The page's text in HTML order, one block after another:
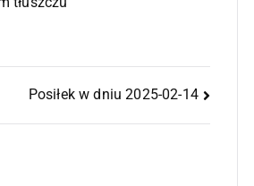
Posiłek w dniu 2025-02-14